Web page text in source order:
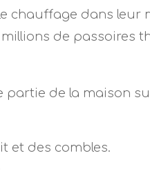
chauffage dans leur
de passoires
partie de la maison
et des combles.